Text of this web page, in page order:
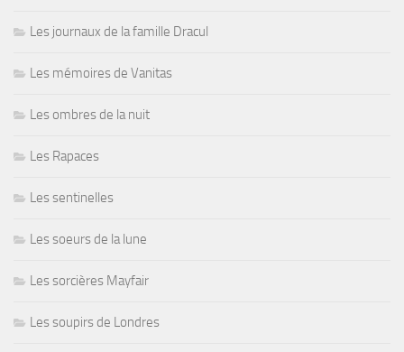
Les journaux de la famille Dracul
Les mémoires de Vanitas
Les ombres de la nuit
Les Rapaces
Les sentinelles
Les soeurs de la lune
Les sorcières Mayfair
Les soupirs de Londres